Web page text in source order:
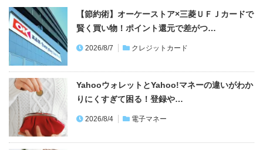
【節約術】オーケーストア×三菱ＵＦＪカードで
賢く買い物！ポイント還元で差がつ…
2026/8/7 クレジットカード
YahooウォレットとYahoo!マネーの違いがわか
りにくすぎて困る！登録や…
2026/8/4 電子マネー